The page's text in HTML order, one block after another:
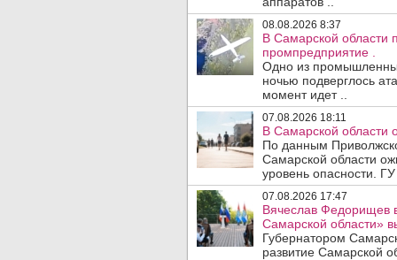
08.08.2026 8:37
В Самарской области
промпредприятие .
Одно из
ночью подверглось
момент идет ..
07.08.2026 18:11
В Самарской области
По данным
Самарской области
уровень опасности.
07.08.2026 17:47
Вячеслав Федорищев
Самарской области»
Губернатором
развитие Самарской